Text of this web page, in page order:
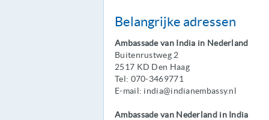
Belangrijke adressen
Ambassade van India in Nederland
Buitenrustweg 2
2517 KD Den Haag
Tel: 070-3469771
E-mail: india@indianembassy.nl
Ambassade van Nederland in India